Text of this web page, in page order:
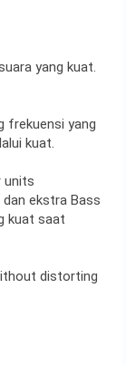
yang kuat.
frekuensi yang
kuat.
units
ekstra Bass
kuat saat
distorting